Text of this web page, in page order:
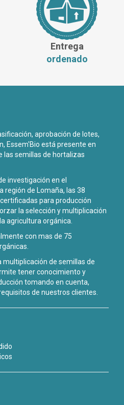
Entrega
ordenado
aprobación de lotes,
Essem'Bio está presente en
las semillas de hortalizas
investigación en el
región de Lomaña, las 38
para producción
la selección y multiplicación
agricultura orgánica.
con mas de 75
multiplicación de semillas de
tener conocimiento y
tomando en cuenta,
de nuestros clientes.